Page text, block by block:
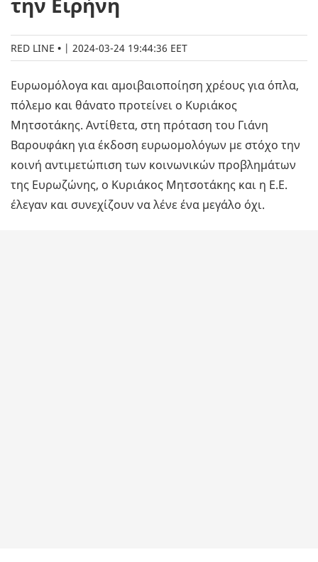
RED LINE | 2024-03-24 19:44:36 EET
Ευρωομόλογα και αμοιβαιοποίηση χρέους για όπλα,
πόλεμο και θάνατο προτείνει ο Κυριάκος
Μητσοτάκης. Αντίθετα, στη πρόταση του Γιάνη
Βαρουφάκη για έκδοση ευρωομολόγων με στόχο την
κοινή αντιμετώπιση των κοινωνικών προβλημάτων
της Ευρωζώνης, ο Κυριάκος Μητσοτάκης και η Ε.Ε.
έλεγαν και συνεχίζουν να λένε ένα μεγάλο όχι.